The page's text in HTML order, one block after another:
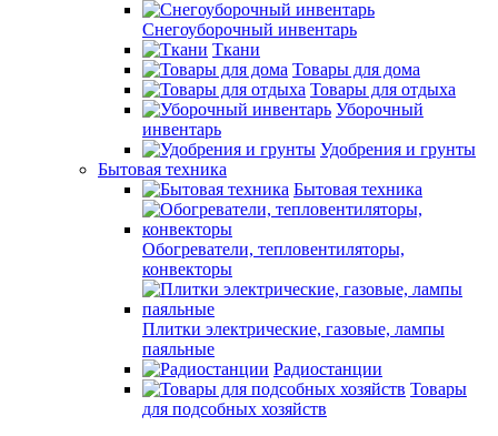
Снегоуборочный инвентарь
Ткани
Товары для дома
Товары для отдыха
Уборочный
инвентарь
Удобрения и грунты
Бытовая техника
Бытовая техника
Обогреватели, тепловентиляторы,
конвекторы
Плитки электрические, газовые, лампы
паяльные
Радиостанции
Товары
для подсобных хозяйств